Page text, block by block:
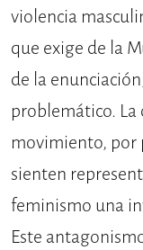
violencia
que exige de la
de la
problemático.
movimiento, por
sienten
feminismo una
Este